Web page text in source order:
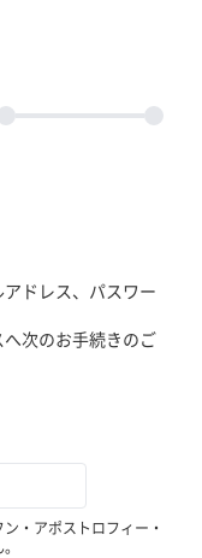
ドレス、パスワー
次のお手続きのご
・アポストロフィー・